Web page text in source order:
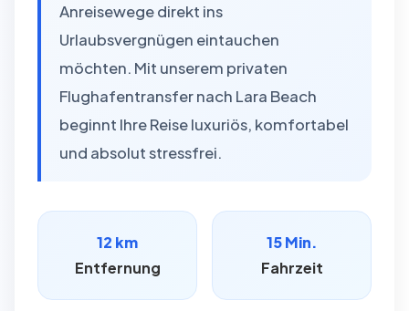
Anreisewege direkt ins
Urlaubsvergnügen eintauchen
möchten. Mit unserem privaten
Flughafentransfer nach Lara Beach
beginnt Ihre Reise luxuriös, komfortabel
und absolut stressfrei.
12 km
Entfernung
15 Min.
Fahrzeit